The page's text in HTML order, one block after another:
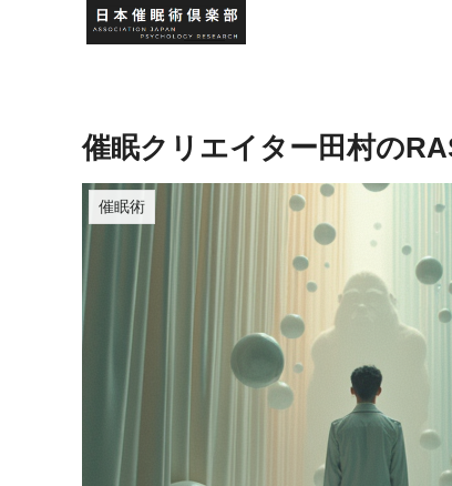
催眠クリエイター田村の
催眠術